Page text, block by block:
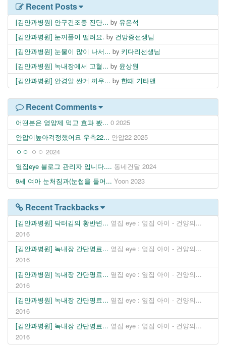
Recent Posts
[김안과병원] 안구건조증 진단... by 유은석
[김안과병원] 눈꺼풀이 떨려요. by 건망증선생님
[김안과병원] 눈물이 많이 나서... by 키다리선생님
[김안과병원] 녹내장에서 고혈... by 윤상원
[김안과병원] 안경알 싼거 끼우... by 한때 기타맨
Recent Comments
어떤분은 영양제 먹고 효과 봤... 0 2025
안압이높아걱정했어요 우측22... 안압22 2025
ㅇㅇ ㅇㅇ 2024
옆집eye 블로그 관리자 입니다.... 동네건달 2024
9세 여아 눈처짐과(눈썹을 들어... Yoon 2023
Recent Trackbacks
[김안과병원] 닥터김의 황반변... 옆집 eye : 옆집 아이 - 건양의...
2016
[김안과병원] 녹내장 간단명료... 옆집 eye : 옆집 아이 - 건양의...
2016
[김안과병원] 녹내장 간단명료... 옆집 eye : 옆집 아이 - 건양의...
2016
[김안과병원] 녹내장 간단명료... 옆집 eye : 옆집 아이 - 건양의...
2016
[김안과병원] 녹내장 간단명료... 옆집 eye : 옆집 아이 - 건양의...
2016